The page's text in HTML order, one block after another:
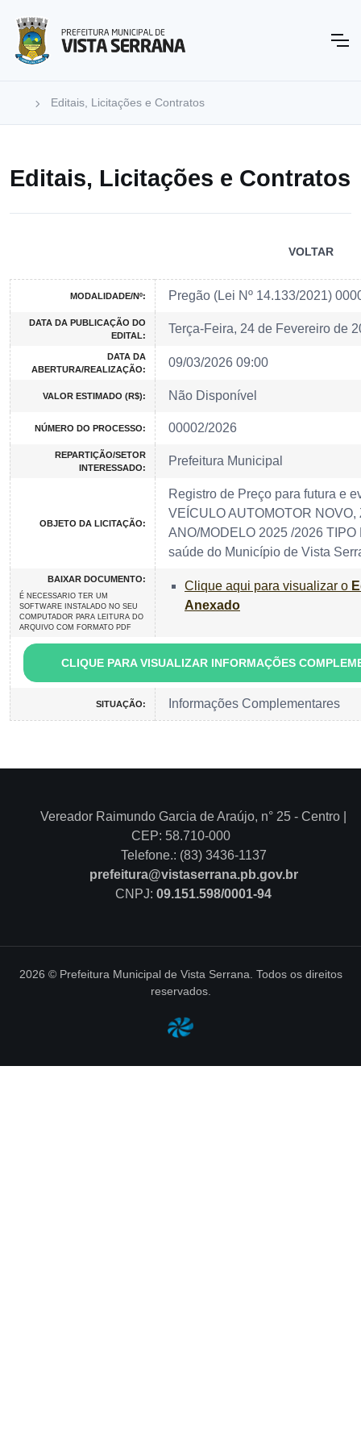
Editais, Licitações e Contratos
Editais, Licitações e Contratos
VOLTAR
MODALIDADE/Nº: Pregão (Lei Nº 14.133/2021)
DATA DA PUBLICAÇÃO DO
EDITAL:
Terça-Feira, 24 de Fevereiro de
DATA DA
ABERTURA/REALIZAÇÃO:
09/03/2026 09:00
VALOR ESTIMADO (R$): Não Disponível
NÚMERO DO PROCESSO: 00002/2026
REPARTIÇÃO/SETOR
INTERESSADO:
Prefeitura Municipal
OBJETO DA LICITAÇÃO:
Registro de Preço para futura e
VEÍCULO AUTOMOTOR
ANO/MODELO 2025 /2026
saúde do Município de Vista
BAIXAR DOCUMENTO:
É NECESSARIO TER UM
SOFTWARE INSTALADO NO SEU
COMPUTADOR PARA LEITURA DO
ARQUIVO COM FORMATO PDF
Clique aqui para visualizar o
Anexado
CLIQUE PARA VISUALIZAR INFORMAÇÕES
SITUAÇÃO: Informações Complementares
Vereador Raimundo Garcia de Araújo, n° 25 - Centro |
CEP: 58.710-000
Telefone.: (83) 3436-1137
prefeitura@vistaserrana.pb.gov.br
CNPJ: 09.151.598/0001-94
2026 © Prefeitura Municipal de Vista Serrana. Todos os direitos
reservados.